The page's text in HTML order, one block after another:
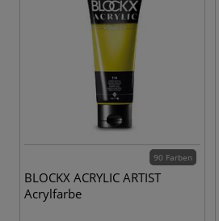
90 Farben
BLOCKX ACRYLIC ARTIST
Acrylfarbe